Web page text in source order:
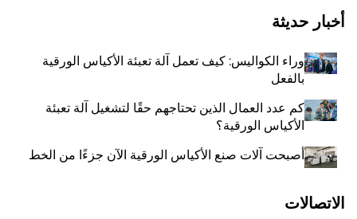
أخبار حديثة
وراء الكواليس: كيف تعمل آلة تعبئة الأكياس الورقية
بالفعل
كم عدد العمال الذين تحتاجهم حقًا لتشغيل آلة تعبئة
الأكياس الورقية؟
أصبحت آلات صنع الأكياس الورقية الآن جزءًا من الخط
الاتصالات